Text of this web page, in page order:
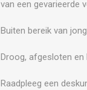
van een gevarieerde
Buiten bereik van
Droog, afgesloten en
Raadpleeg een